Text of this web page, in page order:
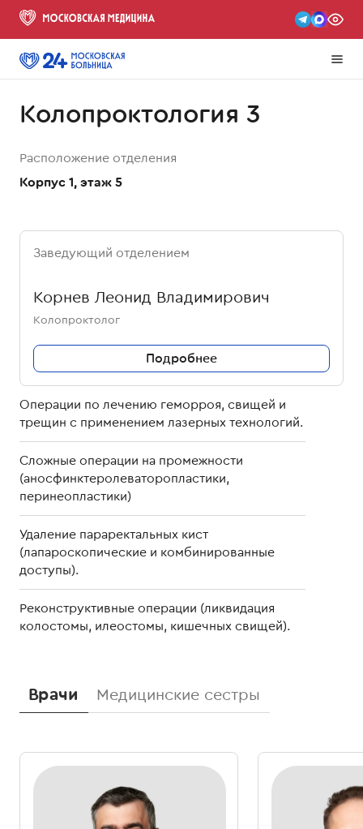
Колопроктология 3
Расположение отделения
Корпус 1, этаж 5
Операции по лечению геморроя, свищей и
трещин с применением лазерных технологий.
Сложные операции на промежности
(аносфинктеролеваторопластики,
перинеопластики)
Удаление параректальных кист
(лапароскопические и комбинированные
доступы).
Реконструктивные операции (ликвидация
колостомы, илеостомы, кишечных свищей).
Заведующий отделением
Корнев Леонид Владимирович
Колопроктолог
Подробнее
Врачи Медицинские сестры